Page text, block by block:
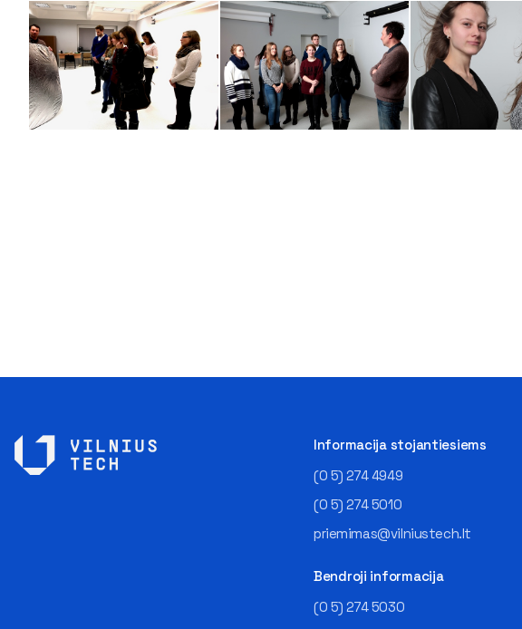
Informacija stojantiesiems
(0 5) 274 4949
(0 5) 274 5010
priemimas@vilniustech.lt
Bendroji informacija
(0 5) 274 5030